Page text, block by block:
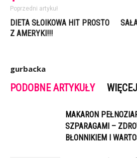
Poprzedni artykuł
DIETA SŁOIKOWA HIT PROSTO
Z AMERYKI!!!
gurbacka
PODOBNE ARTYKUŁY
MAKARON
SZPARAGAMI –
BŁONNIKIEM I